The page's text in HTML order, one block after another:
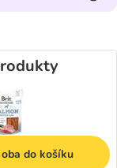
do košíku